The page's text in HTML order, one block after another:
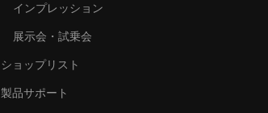
インプレッション
展示会・試乗会
ショップリスト
製品サポート